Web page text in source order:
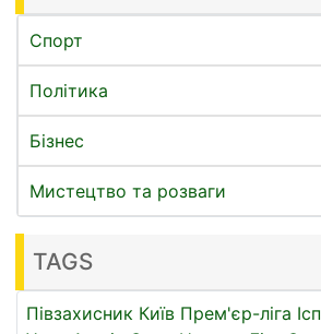
Спорт
Політика
Бізнес
Мистецтво та розваги
TAGS
Півзахисник Київ Прем'єр-ліга